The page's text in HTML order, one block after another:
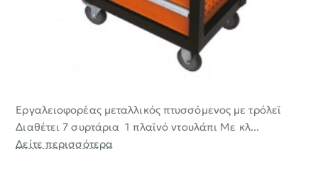
Εργαλειοφορέας μεταλλικός πτυσσόμενος με τρόλεϊ
Διαθέτει 7 συρτάρια 1 πλαϊνό ντουλάπι Με κλ...
Δείτε περισσότερα